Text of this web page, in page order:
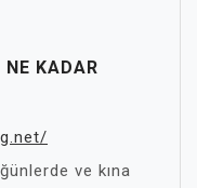
KADAR
ve kına